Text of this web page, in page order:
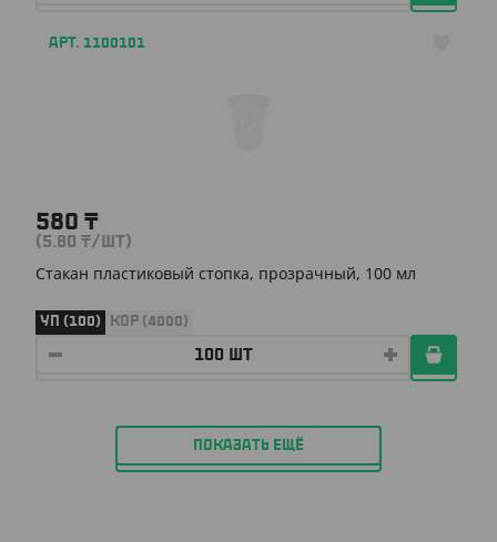
АРТ. 1100101
580 ₸
(5.80 ₸/ШТ)
Стакан пластиковый стопка, прозрачный, 100 мл
УП (100) КОР (4000)
ПОКАЗАТЬ ЕЩЁ